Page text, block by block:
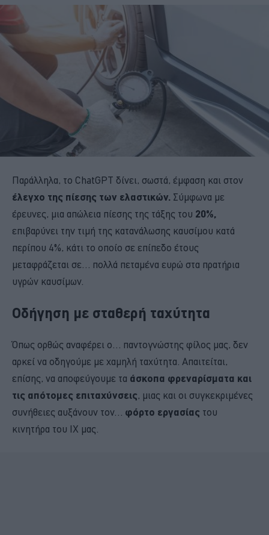
Παράλληλα, το ChatGPT δίνει, σωστά, έμφαση και στον
έλεγχο της πίεσης των ελαστικών. Σύμφωνα με
έρευνες, μια απώλεια πίεσης της τάξης του 20%,
επιβαρύνει την τιμή της κατανάλωσης καυσίμου κατά
περίπου 4%, κάτι το οποίο σε επίπεδο έτους
μεταφράζεται σε… πολλά πεταμένα ευρώ στα πρατήρια
υγρών καυσίμων.
Οδήγηση με σταθερή ταχύτητα
Όπως ορθώς αναφέρει ο… παντογνώστης φίλος μας, δεν
αρκεί να οδηγούμε με χαμηλή ταχύτητα. Απαιτείται,
επίσης, να αποφεύγουμε τα άσκοπα φρεναρίσματα και
τις απότομες επιταχύνσεις, μιας και οι συγκεκριμένες
συνήθειες αυξάνουν τον… φόρτο εργασίας του
κινητήρα του ΙΧ μας.